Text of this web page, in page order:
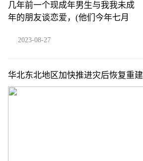
几年前一个现成年男生与我我未成
年的朋友谈恋爱，(他们今年七月
2023-08-27
华北东北地区加快推进灾后恢复重建